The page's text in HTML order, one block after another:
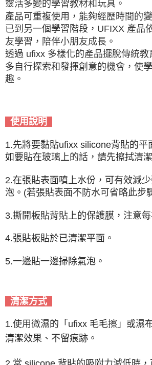
靈活多變的學習教材和玩具。
產品可重複使用，能夠經歷時間的
已到另一個學習階段，UFIXX 產品
友學習，陪伴小朋友成長。
透過 ufixx 多樣化的產品擺脫傳統
多自行探索和發揮創意的機會，使
趣。
使用說明
1.先將要黏貼ufixx silicone背貼的平
如要貼在玻璃上的話，請先擦拭清
2.在張貼表面噴上水份，可有效減
泡。(若張貼表面不防水可省略此步
3.撕開板貼背貼上的保護膜，注意
4.張貼板貼於已清潔平面。
5.一邊貼一邊掃除氣泡。
清潔方式
1.使用微濕的「ufixx 毛毛擦」或濕
清潔效果、不留痕跡。